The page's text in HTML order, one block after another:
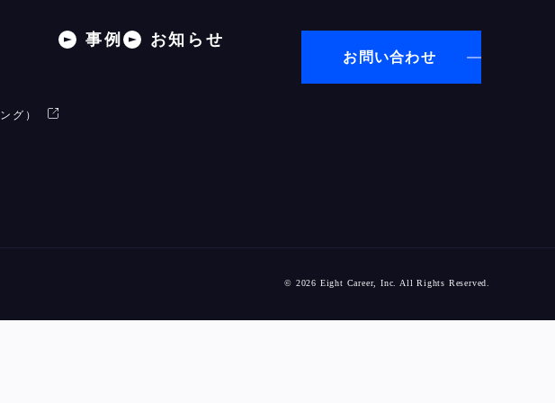
グ）
事例 お知らせ
お問い合わせ
© 2026 Eight Career, Inc. All Rights Reserved.